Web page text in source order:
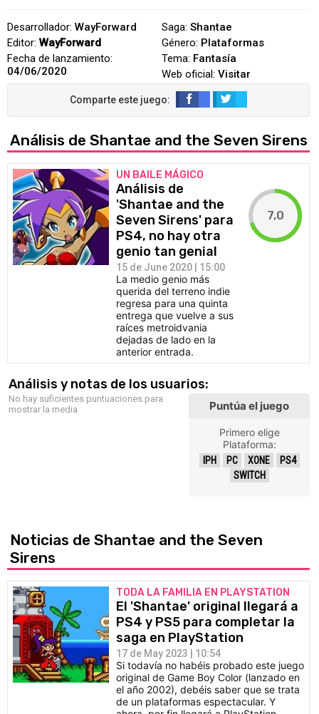
Desarrollador: WayForward
Editor: WayForward
Fecha de lanzamiento:
04/06/2020
Saga: Shantae
Género: Plataformas
Tema: Fantasía
Web oficial: Visitar
Análisis de Shantae and the Seven Sirens
UN BAILE MÁGICO
Análisis de
'Shantae and the
Seven Sirens' para
PS4, no hay otra
genio tan genial
15 de June 2020 | 15:00
La medio genio más
querida del terreno indie
regresa para una quinta
entrega que vuelve a sus
raíces metroidvania
dejadas de lado en la
anterior entrada.
7,0
Análisis y notas de los usuarios:
No hay suficientes puntuaciones para
mostrar la media
Puntúa el juego
Primero elige
Plataforma:
IPH PC XONE
PS4
SWITCH
Noticias de Shantae and the Seven
Sirens
TODA LA FAMILIA EN PLAYSTATION
El 'Shantae' original llegará a
PS4 y PS5 para completar la
saga en PlayStation
17 de May 2023 | 10:54
Si todavía no habéis probado este juego
original de Game Boy Color (lanzado en
el año 2002), debéis saber que se trata
de un plataformas espectacular. Y